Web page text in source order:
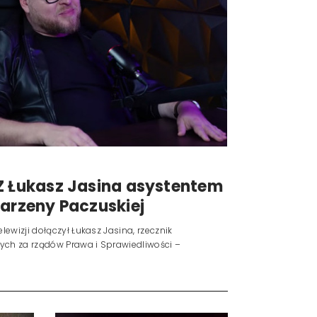
Łukasz Jasina asystentem
Paczuskiej
dołączył Łukasz Jasina, rzecznik
za rządów Prawa i Sprawiedliwości –